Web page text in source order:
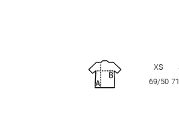
XS
69/50